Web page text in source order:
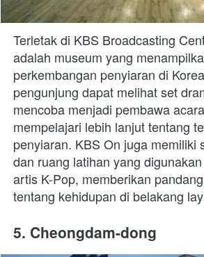
Terletak di KBS Broadcasting
adalah museum yang
perkembangan penyiaran di
pengunjung dapat melihat set
mencoba menjadi pembawa
mempelajari lebih lanjut tentang
penyiaran. KBS On juga memiliki
dan ruang latihan yang
artis K-Pop, memberikan
tentang kehidupan di belakang
5. Cheongdam-dong